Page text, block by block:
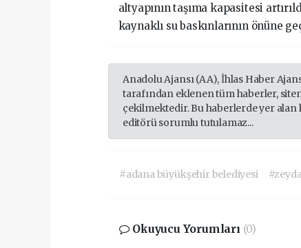
altyapının taşıma kapasitesi
kaynaklı su baskınlarının önüne
Anadolu Ajansı (AA), İhlas Haber
tarafından eklenen tüm haberler,
çekilmektedir. Bu haberlerde yer
editörü sorumlu tutulamaz...
#adana büyükşehir belediyesi
Okuyucu Yorumları (0)